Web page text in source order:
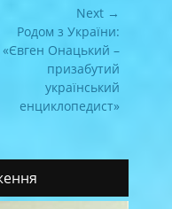
Next →
Родом з України:
«Євген Онацький –
призабутий
український
енциклопедист»